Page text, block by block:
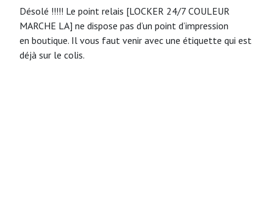
Désolé !!!!! Le point relais [LOCKER 24/7 COULEUR
MARCHE LA] ne dispose pas d’un point d’impression
en boutique. Il vous faut venir avec une étiquette qui est
déjà sur le colis.